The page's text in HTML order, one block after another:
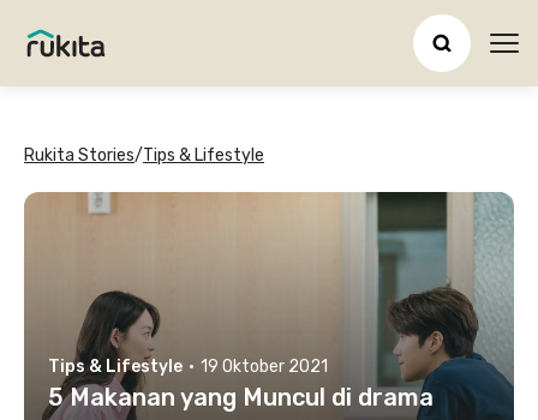
Rukita Stories/Tips & Lifestyle
Tips & Lifestyle · 19 Oktober 2021
5 Makanan yang Muncul di drama